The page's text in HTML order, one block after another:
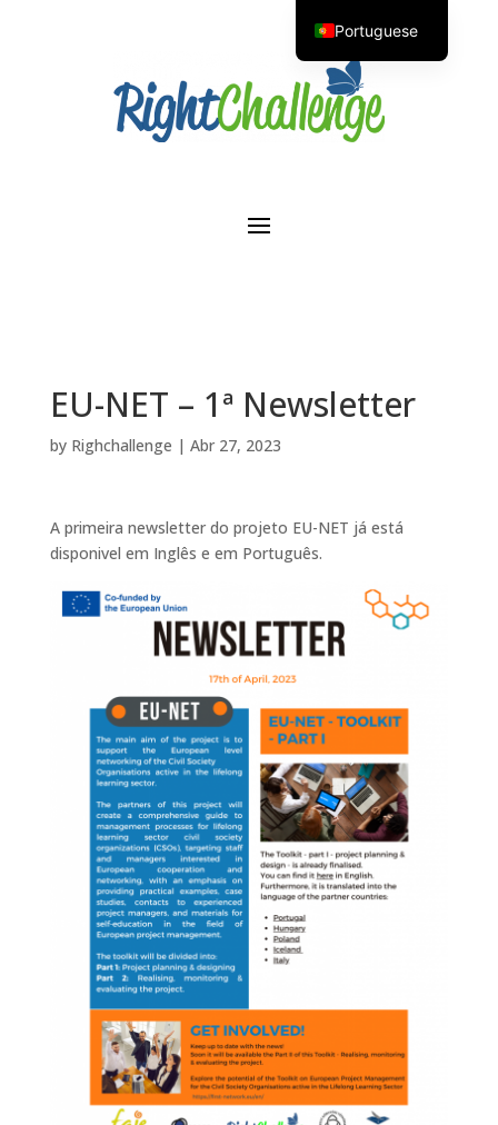
EU-NET – 1ª Newsletter
by Righchallenge | Abr 27, 2023
A primeira newsletter do projeto EU-NET já está
disponivel em Inglês e em Português.
Portuguese
English